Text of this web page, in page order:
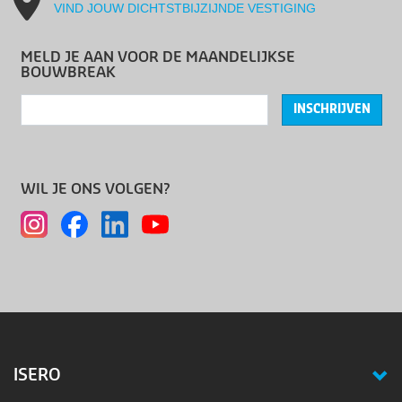
VIND JOUW DICHTSTBIJZIJNDE VESTIGING
MELD JE AAN VOOR DE MAANDELIJKSE
BOUWBREAK
INSCHRIJVEN
WIL JE ONS VOLGEN?
ISERO